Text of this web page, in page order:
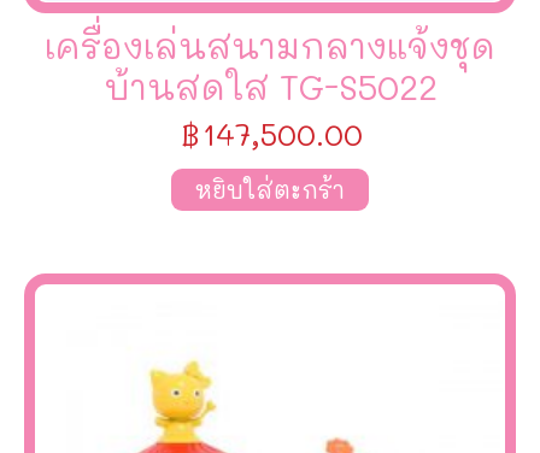
เครื่องเล่นสนามกลางแจ้งชุด
บ้านสดใส TG-S5022
฿147,500.00
หยิบใส่ตะกร้า